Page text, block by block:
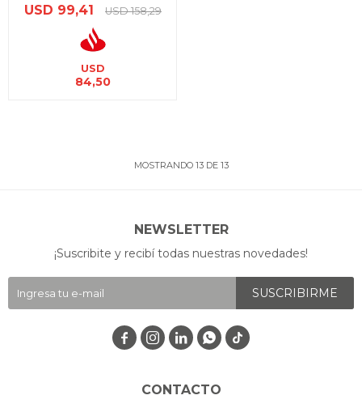
USD 99,41 USD 158,29
USD
84,50
MOSTRANDO 13DE 13
CONTACTO
NEWSLETTER
¡Suscribite y recibí todas nuestras novedades!
SUSCRIBIRME
   